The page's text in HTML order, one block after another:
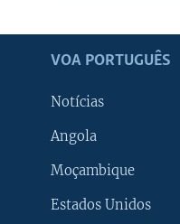
VOA PORTUGUÊS
Notícias
Angola
Moçambique
Estados Unidos